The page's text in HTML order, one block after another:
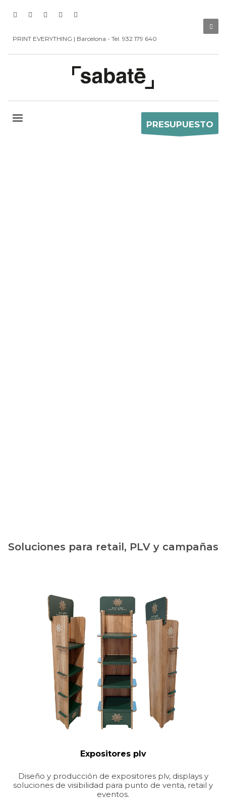
PRINT EVERYTHING | Barcelona - Tel. 932 179 640
PRESUPUESTO
Soluciones para retail, PLV y campañas
Expositores plv
Diseño y producción de expositores plv, displays y
soluciones de visibilidad para punto de venta, retail y
eventos.